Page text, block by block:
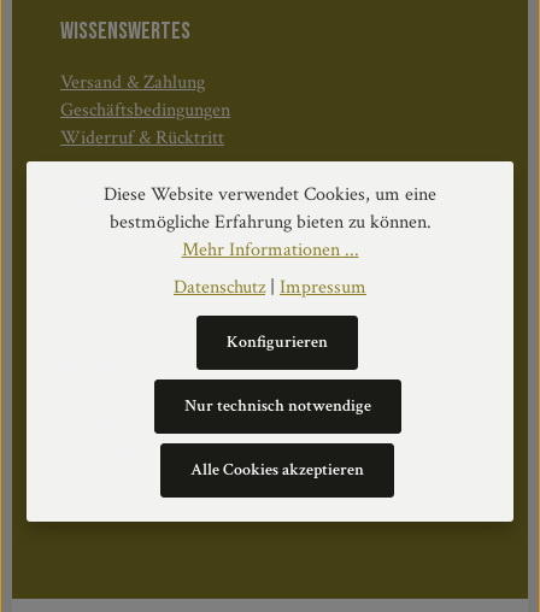
WISSENSWERTES
Versand & Zahlung
Geschäftsbedingungen
Widerruf & Rücktritt
Öffnungszeiten:
Mo–Do: 08:30–17:00 Uhr
Fr: 08:30–12:30 Uhr
Cookie Einstellungen
Diese Website verwendet Cookies, um eine
bestmögliche Erfahrung bieten zu können.
Mehr Informationen ...
Datenschutz| Impressum
Nur technisch notwendige
Konfigurieren
Alle Cookies akzeptieren